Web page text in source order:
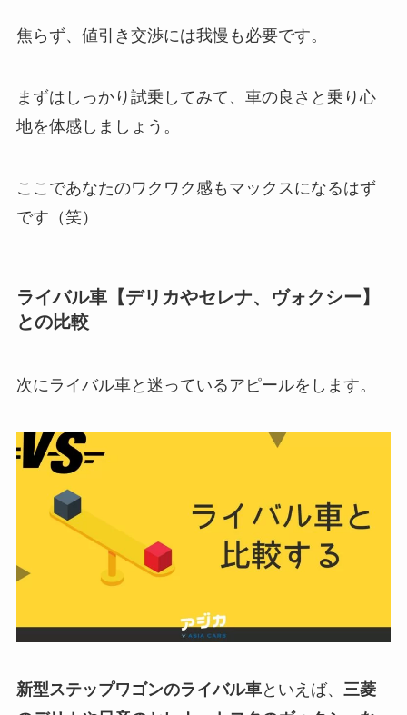
焦らず、値引き交渉には我慢も必要です。
まずはしっかり試乗してみて、車の良さと乗り心
地を体感しましょう。
ここであなたのワクワク感もマックスになるはず
です（笑）
ライバル車【デリカやセレナ、ヴォクシー】
との比較
次にライバル車と迷っているアピールをします。
新型ステップワゴンのライバル車といえば、 三菱